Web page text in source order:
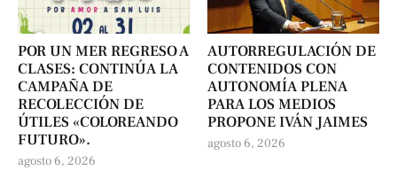
POR UN MER REGRESO A
CLASES: CONTINÚA LA
CAMPAÑA DE
RECOLECCIÓN DE
ÚTILES «COLOREANDO
FUTURO».
agosto 6, 2026
AUTORREGULACIÓN DE
CONTENIDOS CON
AUTONOMÍA PLENA
PARA LOS MEDIOS
PROPONE IVÁN JAIMES
agosto 6, 2026